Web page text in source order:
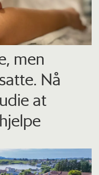
men
Nå
at